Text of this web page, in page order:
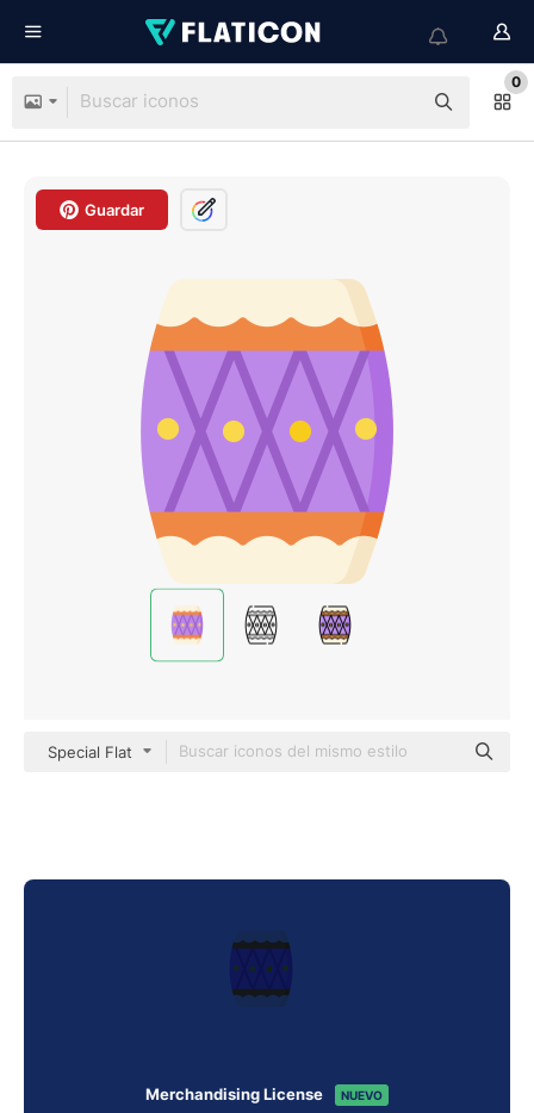
0
Guardar
Special Flat
Merchandising License NUEVO